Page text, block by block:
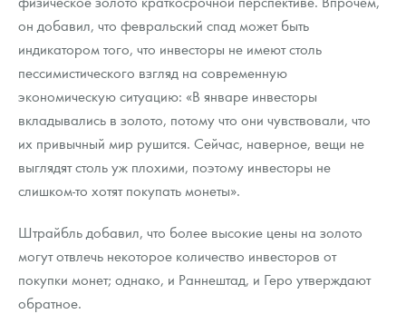
он добавил, что февральский спад может быть
индикатором того, что инвесторы не имеют столь
пессимистического взгляд на современную
экономическую ситуацию: «В январе инвесторы
вкладывались в золото, потому что они чувствовали, что
их привычный мир рушится. Сейчас, наверное, вещи не
выглядят столь уж плохими, поэтому инвесторы не
слишком-то хотят покупать монеты».
Штрайбль добавил, что более высокие цены на золото
могут отвлечь некоторое количество инвесторов от
покупки монет; однако, и Раннештад, и Геро утверждают
обратное.